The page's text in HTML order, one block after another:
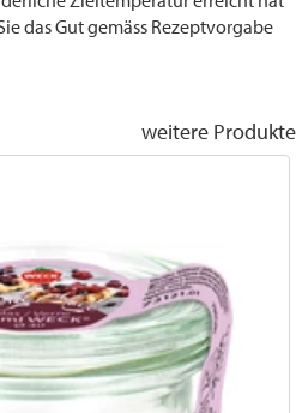
das Gut gemäss Rezeptvorgabe
weitere Produkte